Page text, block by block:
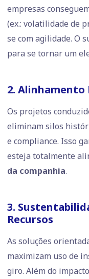
empresas
(ex.: volatilidade de
se com agilidade. O
para se tornar um
2. Alinhamento
Os projetos
eliminam silos
e compliance. Isso
esteja totalmente
da companhia.
3.
Recursos
As soluções
maximizam uso de
giro. Além do